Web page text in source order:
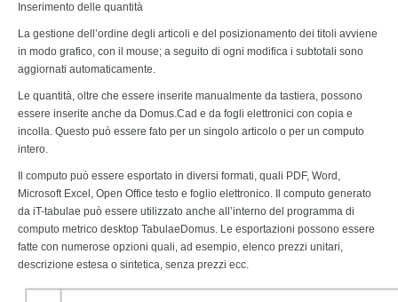
Inserimento delle quantità
La gestione dell’ordine degli articoli e del posizionamento dei titoli avviene
in modo grafico, con il mouse; a seguito di ogni modifica i subtotali sono
aggiornati automaticamente.
Le quantità, oltre che essere inserite manualmente da tastiera, possono
essere inserite anche da Domus.Cad e da fogli elettronici con copia e
incolla. Questo può essere fato per un singolo articolo o per un computo
intero.
Il computo può essere esportato in diversi formati, quali PDF, Word,
Microsoft Excel, Open Office testo e foglio elettronico. Il computo generato
da iT-tabulae può essere utilizzato anche all’interno del programma di
computo metrico desktop TabulaeDomus. Le esportazioni possono essere
fatte con numerose opzioni quali, ad esempio, elenco prezzi unitari,
descrizione estesa o sintetica, senza prezzi ecc.